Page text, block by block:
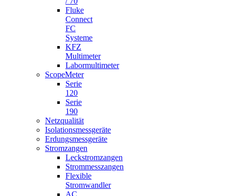
Fluke
Connect
FC
Systeme
KFZ
Multimeter
Labormultimeter
ScopeMeter
Serie
120
Serie
190
Netzqualität
Isolationsmessgeräte
Erdungsmessgeräte
Stromzangen
Leckstromzangen
Strommesszangen
Flexible
Stromwandler
AC